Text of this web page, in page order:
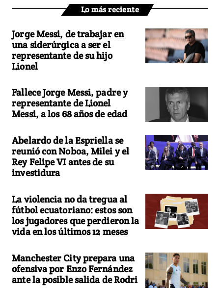
Lo más reciente
Jorge Messi, de trabajar en
una siderúrgica a ser el
representante de su hijo
Lionel
Fallece Jorge Messi, padre y
representante de Lionel
Messi, a los 68 años de edad
Abelardo de la Espriella se
reunió con Noboa, Milei y el
Rey Felipe VI antes de su
investidura
La violencia no da tregua al
fútbol ecuatoriano: estos son
los jugadores que perdieron la
vida en los últimos 12 meses
Manchester City prepara una
ofensiva por Enzo Fernández
ante la posible salida de Rodri